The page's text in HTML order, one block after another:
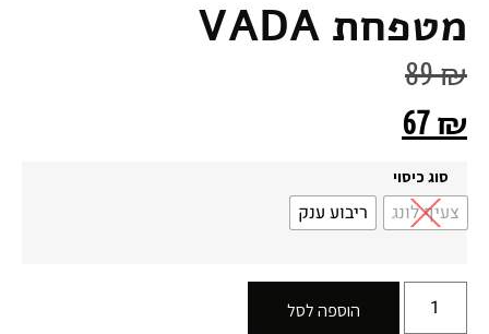
מטפחת VADA
89₪
67₪
סוג כיסוי
צעיף לונג ריבוע ענק
הוספה לסל